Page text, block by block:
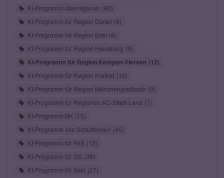
KI-Programm überregional 80
KI-Programm für Region Düren 8
KI-Programm für Region Eifel 8
KI-Programm für Region Heinsberg 9
KI-Programm für Region Kempen-Viersen 12
KI-Programm für Region Krefeld
12
KI-Programm für Region Mönchengladbach 9
KI-Programm für Regionen AC-Stadt-Land 7
KI-Programm BK
15
KI-Programm alle Schulformen 45
KI-Programm für FöS
12
KI-Programm für GS 38
KI-Programm für SekI 27